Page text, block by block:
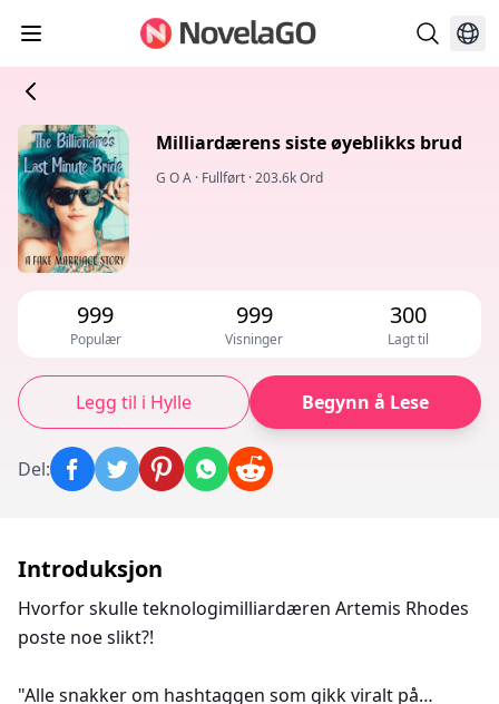
Milliardærens siste øyeblikks brud
G O A · Fullført ·203.6k Ord
999
Populær
999
Visninger
300
Lagt til
Legg til i Hylle Begynn å Lese
Del:
Introduksjon
Hvorfor skulle teknologimilliardæren Artemis Rhodes
poste noe slikt?!
"Alle snakker om hashtaggen som gikk viralt på